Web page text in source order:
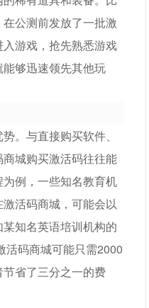
公测前发放了一批激
游戏，抢先熟悉游戏
够迅速领先其他玩
。与直接购买软件、
城购买激活码往往能
例，一些知名教育机
活码商城，可能会以
知名英语培训机构的
活码商城可能只需2000
省了三分之一的费